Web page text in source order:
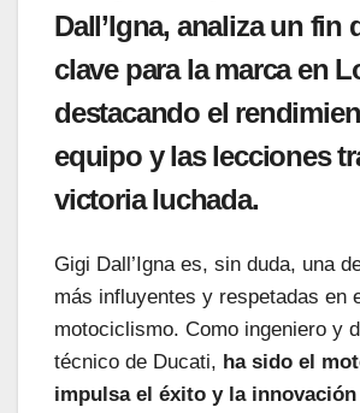
Dall’Igna, analiza un fin
clave para la marca en
destacando el
equipo y las lecciones
victoria luchada.
Gigi Dall’Igna es, sin duda, una
más influyentes y respetadas en
motociclismo. Como ingeniero y
técnico de Ducati, ha sido el
impulsa el éxito y la